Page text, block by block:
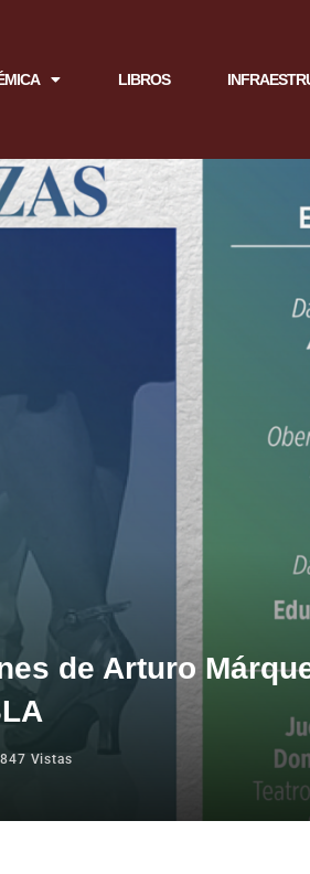
LIBROS
de Arturo
847 Vistas